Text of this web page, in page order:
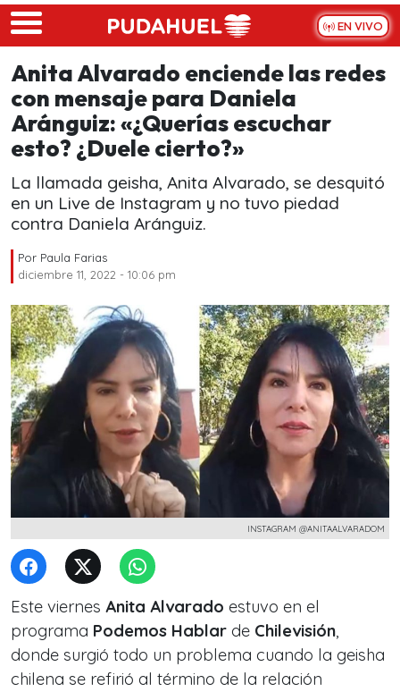
Skip to main content
EN VIVO
Anita Alvarado enciende las redes
con mensaje para Daniela
Aránguiz: «¿Querías escuchar
esto? ¿Duele cierto?»
La llamada geisha, Anita Alvarado, se desquitó
en un Live de Instagram y no tuvo piedad
contra Daniela Aránguiz.
Por Paula Farias
diciembre 11, 2022 - 10:06 pm
INSTAGRAM @ANITAALVARADOM
Este viernes Anita Alvarado estuvo en el
programa Podemos Hablar de Chilevisión,
donde surgió todo un problema cuando la geisha
chilena se refirió al término de la relación